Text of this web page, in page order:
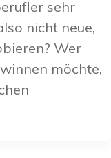
sehr
nicht neue,
Wer
möchte,